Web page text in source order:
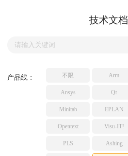
Perforce
TESSY
技术文档
网络研讨会
技术文档
产品线： 不限 Arm
Ansys Qt
Minitab EPLAN
Opentext Visu-IT!
PLS Ashing